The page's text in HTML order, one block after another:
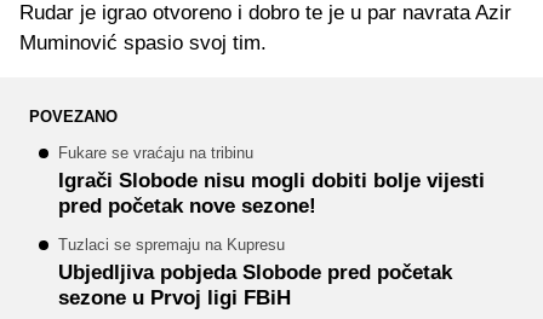
Rudar je igrao otvoreno i dobro te je u par navrata Azir
Muminović spasio svoj tim.
POVEZANO
Fukare se vraćaju na tribinu
Igrači Slobode nisu mogli dobiti bolje vijesti
pred početak nove sezone!
Tuzlaci se spremaju na Kupresu
Ubjedljiva pobjeda Slobode pred početak
sezone u Prvoj ligi FBiH